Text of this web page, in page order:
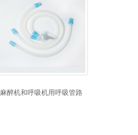
麻醉机和呼吸机用呼吸管路